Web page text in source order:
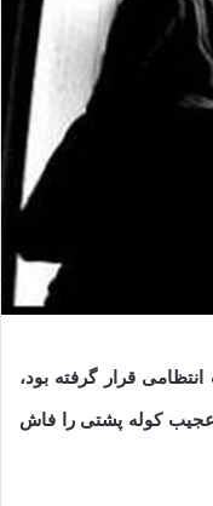
قرار گرفته بود،
عجیب کوله پشتی را فاش